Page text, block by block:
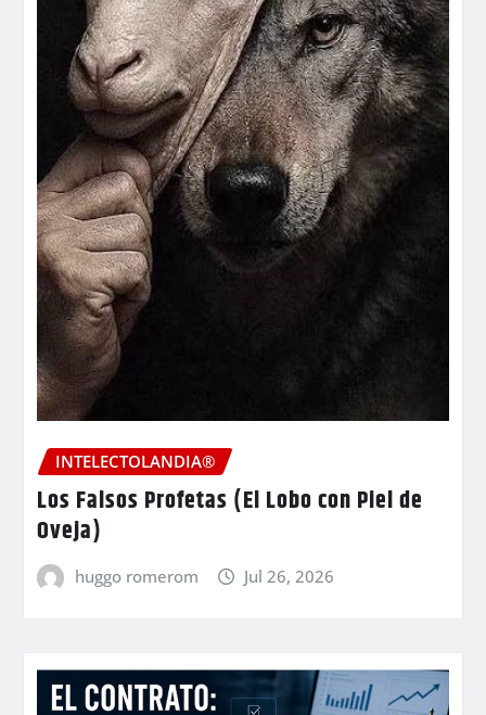
INTELECTOLANDIA®
Los Falsos Profetas (El Lobo con Piel de
Oveja)
huggo romerom Jul 26, 2026